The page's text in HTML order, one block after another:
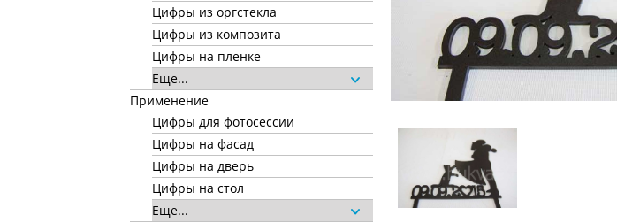
Цифры из оргстекла
Цифры из композита
Цифры на пленке
Еще...
Применение
Цифры для фотосессии
Цифры на фасад
Цифры на дверь
Цифры на стол
Еще...